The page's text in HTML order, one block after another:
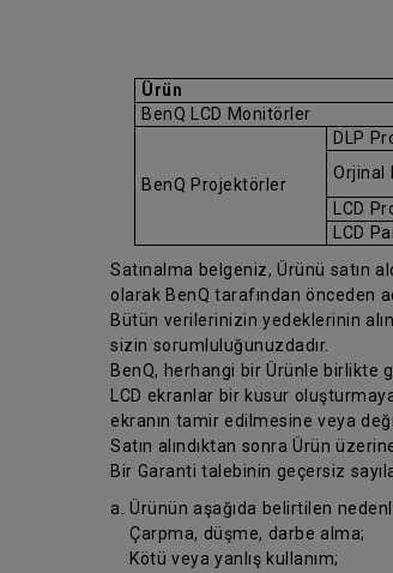
Ürün
BenQ LCD Monitörler
BenQ Projektörler
DLP
Orjinal
LCD
LCD
Satınalma belgeniz, Ürünü satın
olarak BenQ tarafından önceden
Bütün verilerinizin yedeklerinin
sizin sorumluluğunuzdadır.
BenQ, herhangi bir Ürünle birlikte
LCD ekranlar bir kusur
ekranın tamir edilmesine veya
Satın alındıktan sonra Ürün
Bir Garanti talebinin geçersiz
a. Ürünün aşağıda belirtilen
Çarpma, düşme, darbe alma;
Kötü veya yanlış kullanım;